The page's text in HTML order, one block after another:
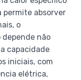
permite absorver
o
não
capacidade
iniciais, com
elétrica,